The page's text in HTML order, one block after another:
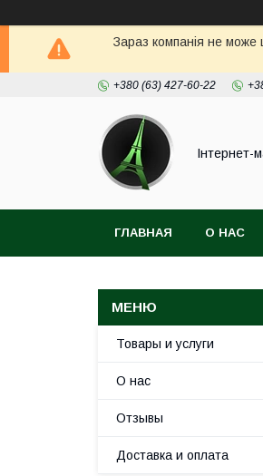
Зараз компанія не може
+380 (63) 427-60-22
Інтернет-
ГЛАВНАЯ О НАС
Товары и услуги
О нас
Отзывы
Доставка и оплата